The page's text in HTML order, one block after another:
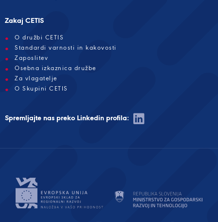
Zakaj CETIS
O družbi CETIS
Standardi varnosti in kakovosti
Zaposlitev
Osebna izkaznica družbe
Za vlagatelje
O Skupini CETIS
Spremljajte nas preko Linkedin profila: